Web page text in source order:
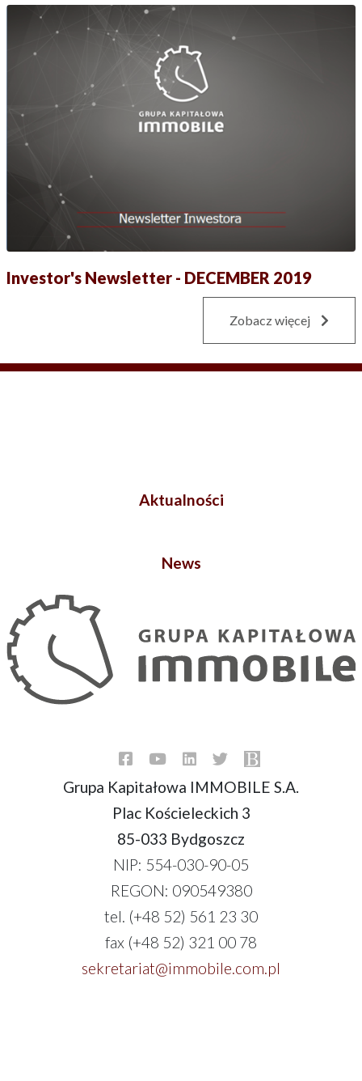
Investor's Newsletter - DECEMBER 2019
Zobacz więcej
Aktualności
News
Grupa Kapitałowa IMMOBILE S.A.
Plac Kościeleckich 3
85-033 Bydgoszcz
NIP: 554-030-90-05
REGON: 090549380
tel. (+48 52) 561 23 30
fax (+48 52) 321 00 78
sekretariat@immobile.com.pl